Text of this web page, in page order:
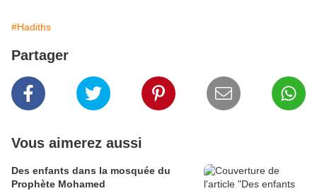
#Hadiths
Partager
Vous aimerez aussi
Des enfants dans la mosquée du
Prophète Mohamed